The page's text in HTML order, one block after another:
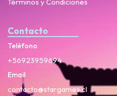
Contacto
Teléfono
+56923959694
Email
contacto@stargames.cl